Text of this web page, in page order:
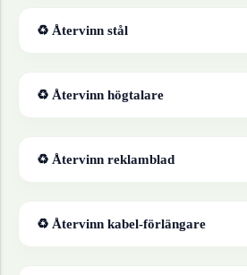
♻ Återvinn stål
♻ Återvinn högtalare
♻ Återvinn reklamblad
♻ Återvinn kabel-förlängare